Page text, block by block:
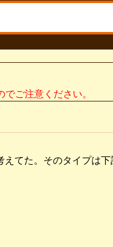
ご注意ください。
てた。そのタイプは下